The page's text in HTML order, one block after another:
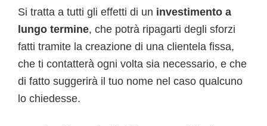
Si tratta a tutti gli effetti di un investimento a
lungo termine, che potrà ripagarti degli sforzi
fatti tramite la creazione di una clientela fissa,
che ti contatterà ogni volta sia necessario, e che
di fatto suggerirà il tuo nome nel caso qualcuno
lo chiedesse.